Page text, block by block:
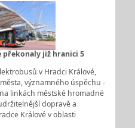
překonaly již hranici 5
v Hradci Králové,
významného úspěchu -
linkách městské hromadné
dopravě a
Králové v oblasti